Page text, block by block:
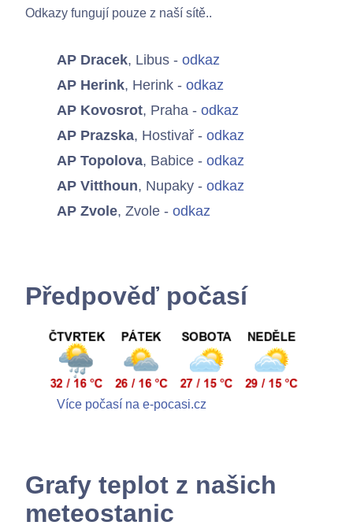
Chci se připojit
Kontakty
Odkazy fungují pouze z naší sítě..
AP Dracek, Libus - odkaz
AP Herink, Herink - odkaz
AP Kovosrot, Praha - odkaz
AP Prazska, Hostivař - odkaz
AP Topolova, Babice - odkaz
AP Vitthoun, Nupaky - odkaz
AP Zvole, Zvole - odkaz
Předpověď počasí
Více počasí na e-pocasi.cz
Grafy teplot z našich
meteostanic